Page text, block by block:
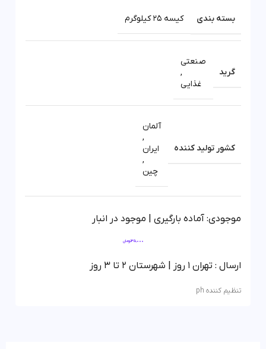
بسته بندی کیسه 25 کیلوگرم
گرید
صنعتی
,
غذایی
کشور تولید کننده
آلمان
,
ایران
,
چین
موجودی: آماده بارگیری | موجود در انبار
35,000تومان
ارسال : تهران 1 روز | شهرستان 2 تا 3 روز
تنظیم کننده ph